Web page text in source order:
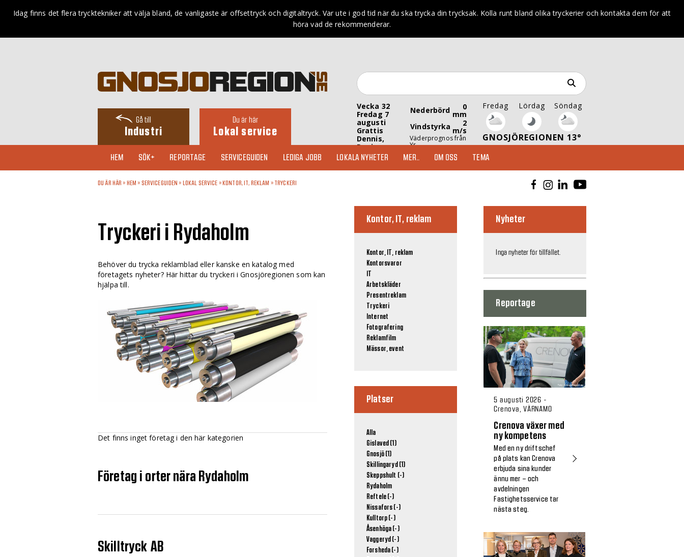
Idag finns det flera trycktekniker att välja bland, de vanligaste är offsettryck och digitaltryck. Var ute i god tid när du ska trycka din trycksak. Kolla runt bland olika tryckerier och kontakta dem för att
höra vad de rekommenderar.
Gå till
Industri
Du är här
Lokal service
Vecka 32
Fredag 7
augusti
Grattis
Dennis,
Denise
Nederbörd 0
mm
Vindstyrka
2
m/s
Väderprognos från
Yr
Fredag Lördag Söndag
GNOSJÖREGIONEN 13°
HEM SÖK+ REPORTAGE SERVICEGUIDEN LEDIGA JOBB LOKALA NYHETER MER.. OM OSS TEMA
DU ÄR HÄR » HEM » SERVICEGUIDEN » LOKAL SERVICE » KONTOR, IT, REKLAM » TRYCKERI
Tryckeri i Rydaholm
Behöver du trycka reklamblad eller kanske en katalog med
företagets nyheter? Här hittar du tryckeri i Gnosjöregionen som kan
hjälpa till.
Det finns inget företag i den här kategorien
Företag i orter nära Rydaholm
Skilltryck AB
Kontor, IT, reklam
Kontor, IT, reklam
Kontorsvaror
Arbetskläder
Presentreklam
Tryckeri
Internet
Fotografering
Reklamfilm
Mässor, event
Platser
Alla
Gislaved (1)
Gnosjö (1)
Skillingaryd (1)
Skeppshult (-)
Rydaholm
Reftele (-)
Nissafors (-)
Kulltorp (-)
Åsenhöga (-)
Vaggeryd (-)
Forsheda (-)
Nyheter
Inga nyheter för tillfället.
Reportage
5 augusti 2026 -
Crenova, VÄRNAMO
Crenova växer med
ny kompetens
Med en ny driftschef
på plats kan Crenova
erbjuda sina kunder
ännu mer – och
avdelningen
Fastighetsservice tar
nästa steg.